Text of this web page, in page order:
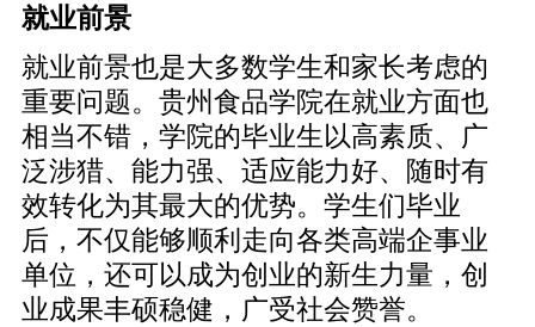
就业前景
就业前景也是大多数学生和家长考虑的
重要问题。贵州食品学院在就业方面也
相当不错，学院的毕业生以高素质、广
泛涉猎、能力强、适应能力好、随时有
效转化为其最大的优势。学生们毕业
后，不仅能够顺利走向各类高端企事业
单位，还可以成为创业的新生力量，创
业成果丰硕稳健，广受社会赞誉。